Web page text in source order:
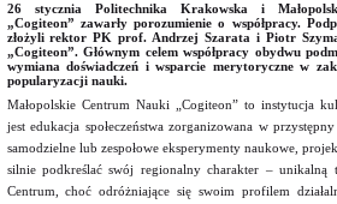
26 stycznia Politechnika Krakowska i
„Cogiteon” zawarły porozumienie o współpracy.
złożyli rektor PK prof. Andrzej Szarata i Piotr
„Cogiteon”. Głównym celem współpracy obydwu
wymiana doświadczeń i wsparcie merytoryczne w
popularyzacji nauki.
Małopolskie Centrum Nauki „Cogiteon” to instytucja
jest edukacja społeczeństwa zorganizowana w
samodzielne lub zespołowe eksperymenty naukowe,
silnie podkreślać swój regionalny charakter – unikalną
Centrum, choć odróżniające się swoim profilem